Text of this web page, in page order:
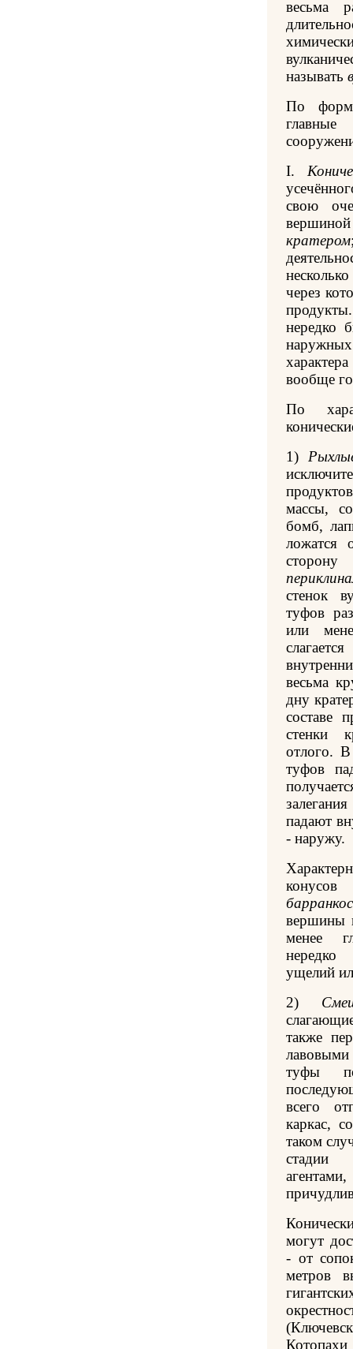
весьма
называть
По
I.
свою
кратером
через
нередко
вообще
По
1)
массы,
бомб,
ложатся
стенок
туфов
или
весьма
дну
составе
стенки
отлого. В
туфов
падают
- наружу.
вершины
менее
ущелий
2)
также
туфы
всего
каркас,
таком
стадии
могут
- от
метров